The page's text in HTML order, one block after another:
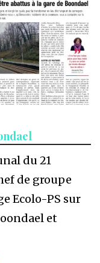
du 21
de groupe
Ecolo-PS sur
et